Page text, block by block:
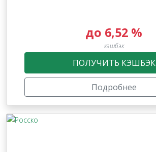
до 6,52 %
кэшбэк
ПОЛУЧИТЬ КЭШБЭК
Подробнее